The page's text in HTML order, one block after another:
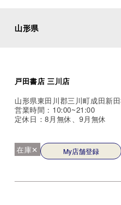
山形県
戸田書店 三川店
山形県東田川郡三川町成田新
営業時間：10:00~21:00
定休日：8月無休、9月無休
在庫✕ My店舗登録